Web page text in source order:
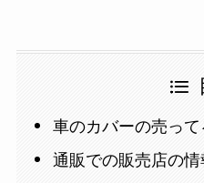
車のカバーの売って
通販での販売店の情